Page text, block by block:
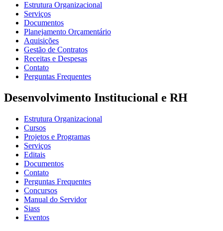
Estrutura Organizacional
Serviços
Documentos
Planejamento Orçamentário
Aquisições
Gestão de Contratos
Receitas e Despesas
Contato
Perguntas Frequentes
Desenvolvimento Institucional e RH
Estrutura Organizacional
Cursos
Projetos e Programas
Serviços
Editais
Documentos
Contato
Perguntas Frequentes
Concursos
Manual do Servidor
Siass
Eventos